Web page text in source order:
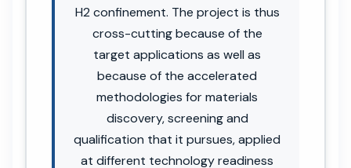
H2 confinement. The project is thus
cross-cutting because of the
target applications as well as
because of the accelerated
methodologies for materials
discovery, screening and
qualification that it pursues, applied
at different technology readiness